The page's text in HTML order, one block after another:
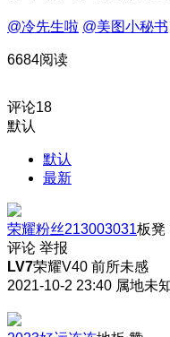
@冷先生啦 @美图小秘书
6684阅读
评论18
默认
默认
最新
荣耀粉丝213003031板凳
评论 举报
LV7荣耀V40 前所未感
2021-10-2 23:40 属地未